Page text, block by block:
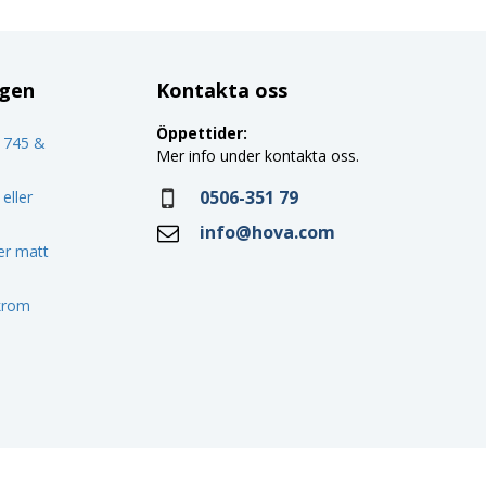
&
matt
Kontakta oss
Öppettider:
Mer info under kontakta oss.
0506-351 79
info@hova.com